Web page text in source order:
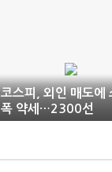
코스피, 외인 매도에
폭 약세…2300선